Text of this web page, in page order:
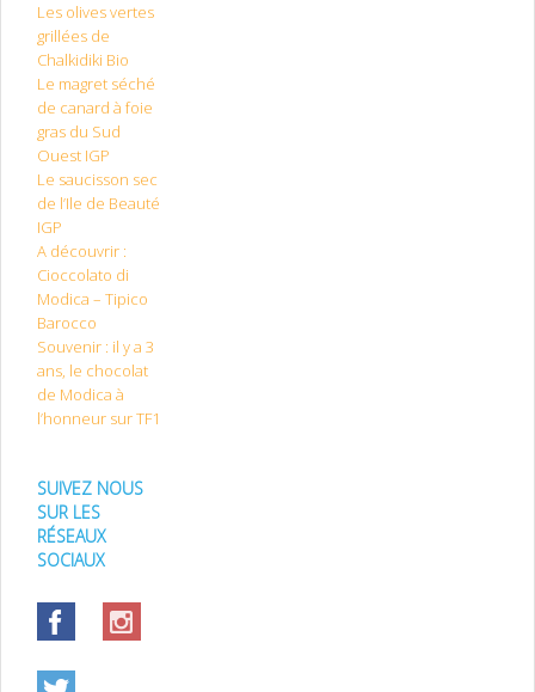
Les olives vertes
grillées de
Chalkidiki Bio
Le magret séché
de canard à foie
gras du Sud
Ouest IGP
Le saucisson sec
de l’Ile de Beauté
IGP
A découvrir :
Cioccolato di
Modica – Tipico
Barocco
Souvenir : il y a 3
ans, le chocolat
de Modica à
l’honneur sur TF1
SUIVEZ NOUS
SUR LES
RÉSEAUX
SOCIAUX